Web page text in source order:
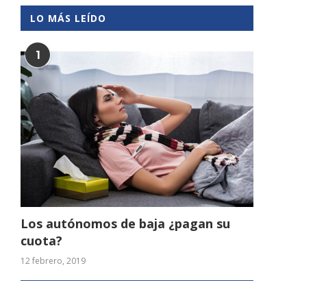
LO MÁS LEÍDO
1
Los autónomos de baja ¿pagan su
cuota?
12 febrero, 2019